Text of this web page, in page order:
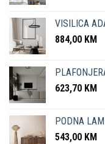
VISILICA
884,00 KM
623,70 KM
PODNA
543,00 KM